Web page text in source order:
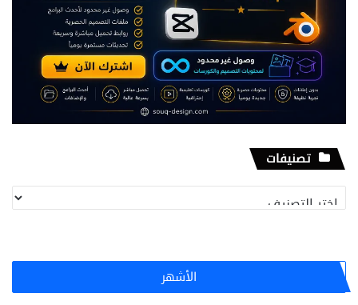
تصنيفات
تصنيفات
الأشهر